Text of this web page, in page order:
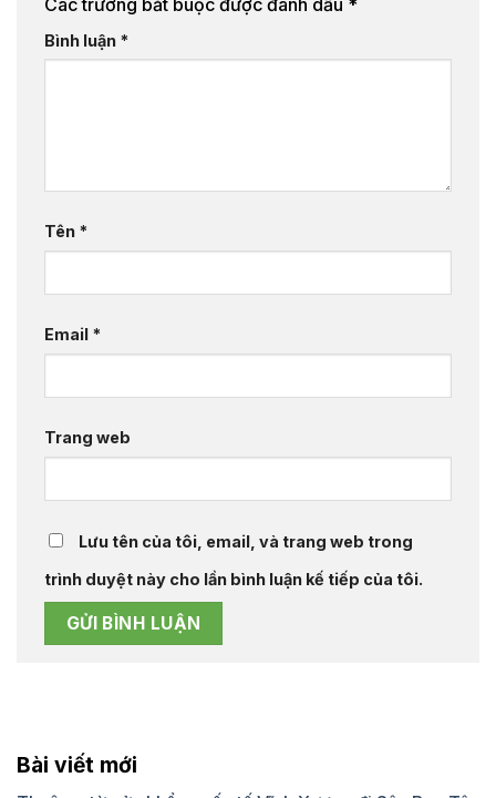
Bình luận *
Tên *
Email *
Trang web
Lưu tên của tôi, email, và trang web trong
trình duyệt này cho lần bình luận kế tiếp của tôi.
Bài viết mới